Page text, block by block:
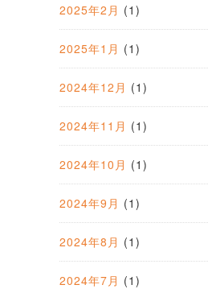
2025年2月 (1)
2025年1月 (1)
2024年12月 (1)
2024年11月 (1)
2024年10月 (1)
2024年9月 (1)
2024年8月 (1)
2024年7月 (1)